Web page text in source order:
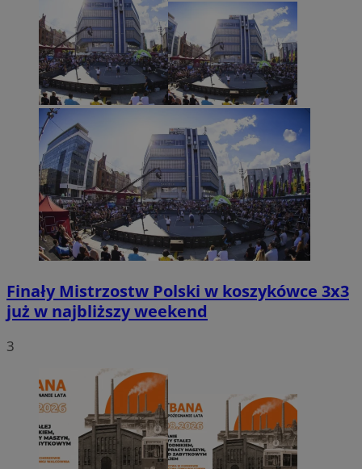
Finały Mistrzostw Polski w koszykówce 3x3
już w najbliższy weekend
3